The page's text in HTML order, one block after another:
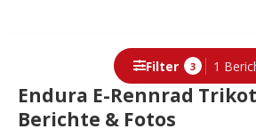
Endura E-Rennrad
Berichte & Fotos
Filter 3 1